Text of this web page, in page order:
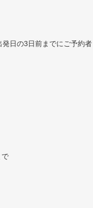
日の3日前までにご予約者
で